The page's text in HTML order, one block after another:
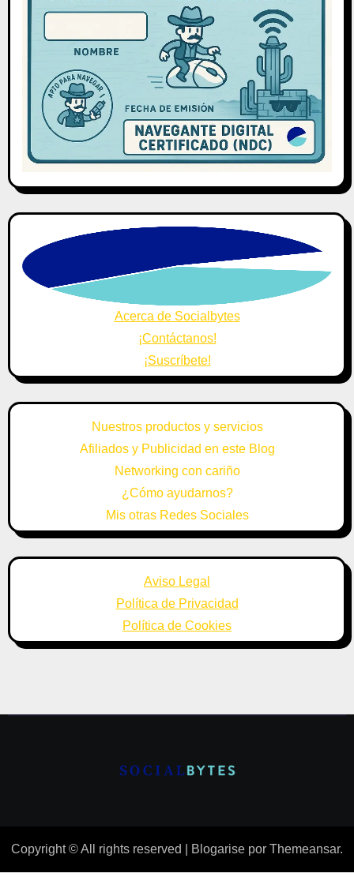
Acerca de Socialbytes
¡Contáctanos!
¡Suscríbete!
Nuestros productos y servicios
Afiliados y Publicidad en este Blog
Networking con cariño
¿Cómo ayudarnos?
Mis otras Redes Sociales
Aviso Legal
Política de Privacidad
Política de Cookies
Copyright © All rights reserved Blogarise por Themeansar.